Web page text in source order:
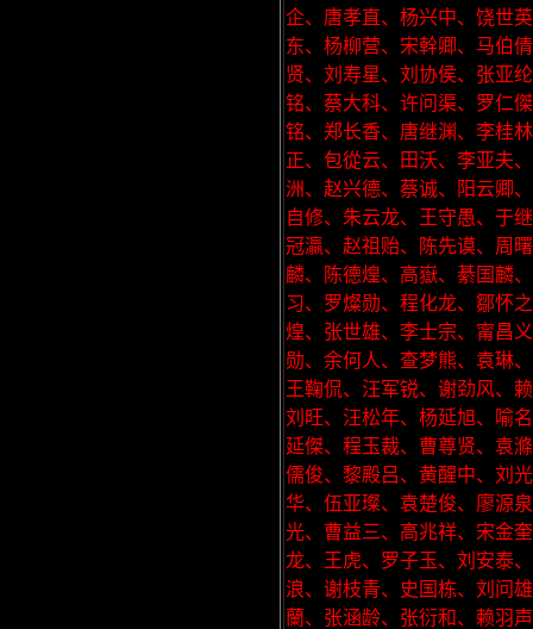
企、唐孝直、杨兴中、饶世
东、杨柳营、宋幹卿、马伯
贤、刘寿星、刘协侯、张亚
铭、蔡大科、许问渠、罗仁
铭、郑长香、唐继渊、李桂
正、包從云、田沃、李亚夫
洲、赵兴德、蔡诚、阳云卿
自修、朱云龙、王守愚、于
冠瀛、赵祖贻、陈先谟、周
麟、陈德煌、高嶽、綦国麟
习、罗燦勋、程化龙、鄒怀
煌、张世雄、李士宗、甯昌
勋、余何人、查梦熊、袁琳
王鞠侃、汪军锐、谢劲风、
刘旺、汪松年、杨延旭、喻
延傑、程玉裁、曹尊贤、袁
儒俊、黎殿吕、黄醒中、刘
华、伍亚璨、袁楚俊、廖源
光、曹益三、高兆祥、宋金
龙、王虎、罗子玉、刘安泰
浪、谢枝青、史国栋、刘问
蘭、张涵龄、张衍和、赖羽